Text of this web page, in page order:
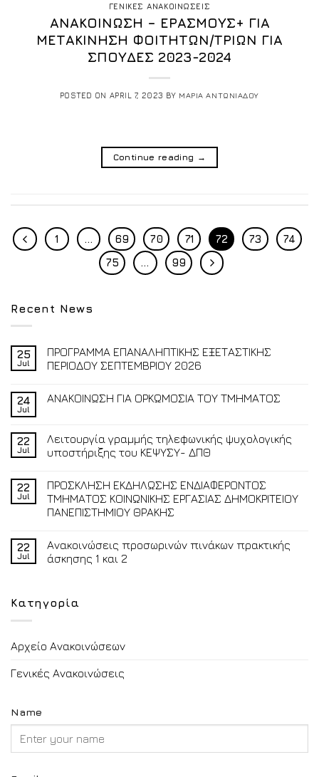
ΓΕΝΙΚΕΣ ΑΝΑΚΟΙΝΩΣΕΙΣ
AΝΑΚΟΙΝΩΣΗ – ΕΡΑΣΜΟΥΣ+ ΓΙΑ
ΜΕΤΑΚΙΝΗΣΗ ΦΟΙΤΗΤΩΝ/ΤΡΙΩΝ ΓΙΑ
ΣΠΟΥΔΕΣ 2023-2024
POSTED ON APRIL 7, 2023 BY ΜΑΡΙΑ ΑΝΤΩΝΙΑΔΟΥ
Continue reading →
1 … 69 70 71 72 73
74
75
… 99
Recent News
25
Jul
ΠΡΟΓΡΑΜΜΑ ΕΠΑΝΑΛΗΠΤΙΚΗΣ ΕΞΕΤΑΣΤΙΚΗΣ
ΠΕΡΙΟΔΟΥ ΣΕΠΤΕΜΒΡΙΟΥ 2026
24
Jul
ΑΝΑΚΟΙΝΩΣΗ ΓΙΑ ΟΡΚΩΜΟΣΙΑ ΤΟΥ ΤΜΗΜΑΤΟΣ
22
Jul
Λειτουργία γραμμής τηλεφωνικής ψυχολογικής
υποστήριξης του ΚΕΨΥΣΥ- ΔΠΘ
22
Jul
ΠΡΟΣΚΛΗΣΗ ΕΚΔΗΛΩΣΗΣ ΕΝΔΙΑΦΕΡΟΝΤΟΣ
ΤΜΗΜΑΤΟΣ ΚΟΙΝΩΝΙΚΗΣ ΕΡΓΑΣΙΑΣ ΔΗΜΟΚΡΙΤΕΙΟΥ
ΠΑΝΕΠΙΣΤΗΜΙΟΥ ΘΡΑΚΗΣ
22
Jul
Ανακοινώσεις προσωρινών πινάκων πρακτικής
άσκησης 1 και 2
Κατηγορία
Αρχείο Ανακοινώσεων
Γενικές Ανακοινώσεις
Name